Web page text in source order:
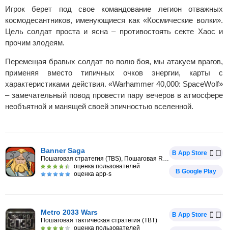
Игрок берет под свое командование легион отважных
космодесантников, именующиеся как «Космические волки».
Цель солдат проста и ясна – противостоять секте Хаос и
прочим злодеям.
Перемещая бравых солдат по полю боя, мы атакуем врагов,
применяя вместо типичных очков энергии, карты с
характеристиками действия. «Warhammer 40,000: SpaceWolf»
– замечательный повод провести пару вечеров в атмосфере
необъятной и манящей своей эпичностью вселенной.
Banner Saga
Пошаговая стратегия (TBS), Пошаговая RPG
оценка пользователей
оценка app-s
В App Store
В Google Play
Metro 2033 Wars
Пошаговая тактическая стратегия (TBT)
оценка пользователей
В App Store